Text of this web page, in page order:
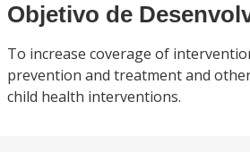
Objetivo de
To increase coverage of
prevention and treatment and
child health interventions.